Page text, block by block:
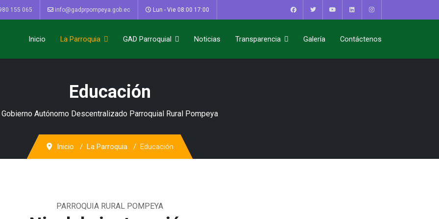
155 065 info@gadprpompeya.gob.ec Lun - Vie 08:00 17:00
Inicio La Parroquia GAD Parroquial Noticias Transparencia Galería Contáctenos
Educación
Gobierno Autónomo Descentralizado Parroquial Rural Pompeya
Inicio La Parroquia Educación
PARROQUIA RURAL POMPEYA